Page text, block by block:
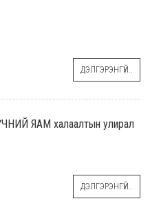
ДЭЛГЭРЭНГҮЙ..
ЯАМ халаалтын улирал
ДЭЛГЭРЭНГҮЙ..